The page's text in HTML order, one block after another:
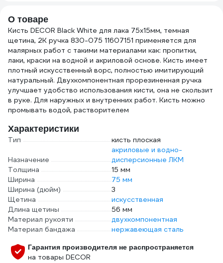
О товаре
Кисть DECOR Black White для лака 75x15мм, темная
щетина, 2К ручка 830-075 11607151 применяется для
малярных работ с такими материалами как: пропитки,
лаки, краски на водной и акриловой основе. Кисть имеет
плотный искусственный ворс, полностью имитирующий
натуральный. Двухкомпонентная прорезиненная ручка
улучшает удобство использования кисти, она не скользит
в руке. Для наружных и внутренних работ. Кисть можно
промывать водой, растворителем
Характеристики
Тип кисть плоская
Назначение
акриловые и водно-
дисперсионные ЛКМ
Толщина
15 мм
Ширина
75 мм
Ширина (дюйм)
3
Щетина
искусственная
Длина щетины
56 мм
Материал рукояти
двухкомпонентная
Материал бандажа
нержавеющая сталь
Гарантия производителя не распространяется
на товары DECOR